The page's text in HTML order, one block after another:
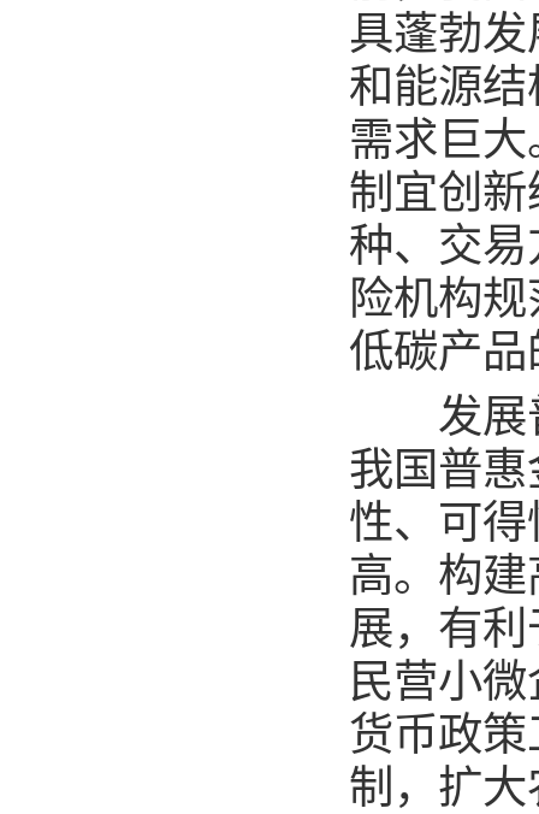
具蓬勃
和能源
需求巨
制宜创
种、交
险机构
低碳产
发展普
我国普
性、可
高。构
展，有
民营小
货币政
制，扩